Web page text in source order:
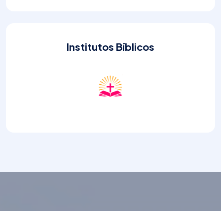
Institutos Bíblicos